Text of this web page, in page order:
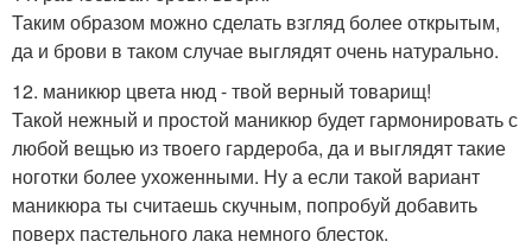
Таким образом можно сделать взгляд более открытым,
да и брови в таком случае выглядят очень натурально.
12. маникюр цвета нюд - твой верный товарищ!
Такой нежный и простой маникюр будет гармонировать с
любой вещью из твоего гардероба, да и выглядят такие
ноготки более ухоженными. Ну а если такой вариант
маникюра ты считаешь скучным, попробуй добавить
поверх пастельного лака немного блесток.